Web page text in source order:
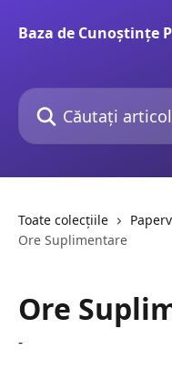
Baza de Cunoștințe
Căutați articole...
Toate colecțiile
Ore Suplimentare
Ore
-